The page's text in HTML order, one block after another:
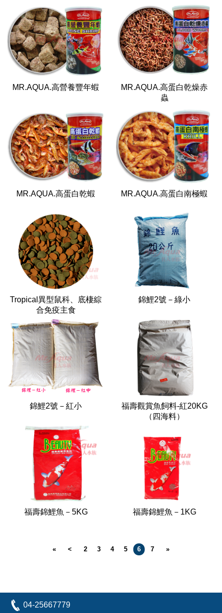
MR.AQUA.高營養豐年蝦
MR.AQUA.高蛋白乾燥赤
蟲
MR.AQUA.高蛋白乾蝦 MR.AQUA.高蛋白南極蝦
Tropical異型鼠科、底棲綜
合免疫主食
錦鯉2號－綠小
錦鯉2號－紅小
福壽觀賞魚飼料-紅20KG
（四海料）
福壽錦鯉魚－5KG 福壽錦鯉魚－1KG
« < 2 3 4 5 6 7 »
04-25667779